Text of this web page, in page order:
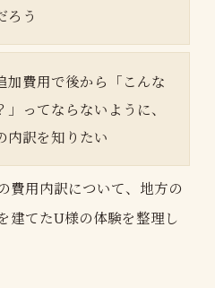
ろう
加費用で後から「こんな
」ってならないように、
内訳を知りたい
費用内訳について、地方の
建てたU様の体験を整理し